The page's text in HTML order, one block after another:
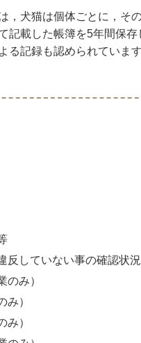
，犬猫は個体ごとに，そ
記載した帳簿を5年間保
る記録も認められています
反していない事の確認状況
のみ）
み）
み）